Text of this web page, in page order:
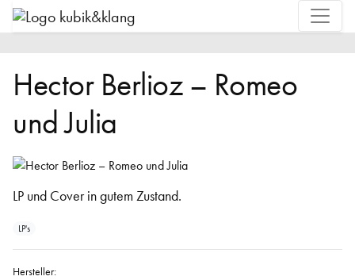
Hector Berlioz – Romeo
und Julia
LP und Cover in gutem Zustand.
LP's
Hersteller: